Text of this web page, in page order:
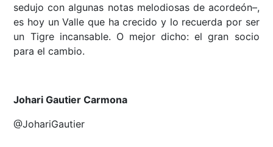
sedujo con algunas notas melodiosas de acordeón–,
es hoy un Valle que ha crecido y lo recuerda por ser
un Tigre incansable. O mejor dicho: el gran socio
para el cambio.
Johari Gautier Carmona
@JohariGautier